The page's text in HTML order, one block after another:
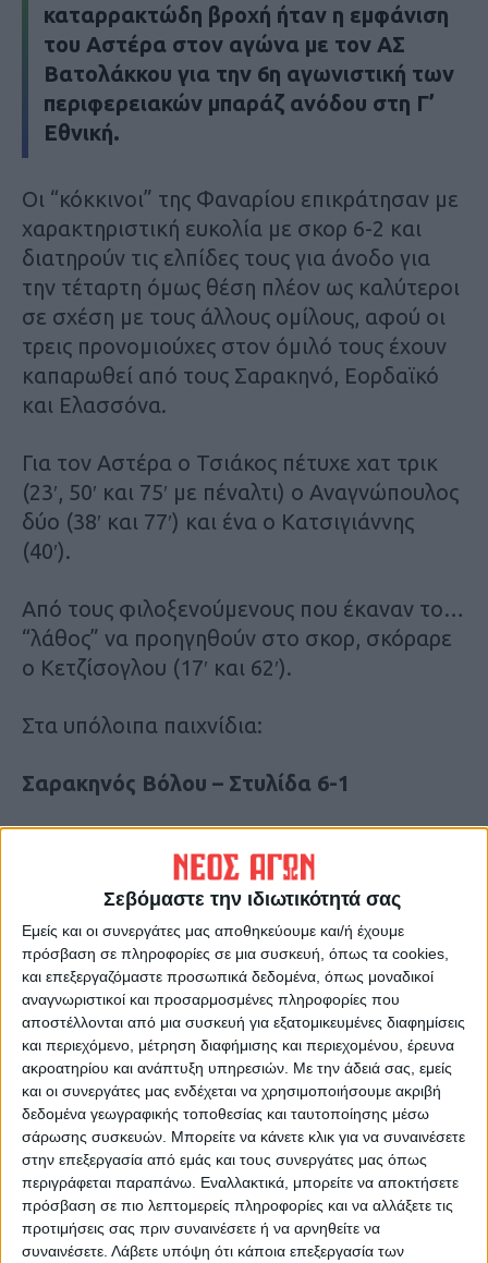
Σεβόμαστε την ιδιωτικότητά σας
Εμείς και οι συνεργάτες μας αποθηκεύουμε και/ή έχουμε
πρόσβαση σε πληροφορίες σε μια συσκευή, όπως τα cookies,
και επεξεργαζόμαστε προσωπικά δεδομένα, όπως μοναδικοί
αναγνωριστικοί και προσαρμοσμένες πληροφορίες που
αποστέλλονται από μια συσκευή για εξατομικευμένες διαφημίσεις
και περιεχόμενο, μέτρηση διαφήμισης και περιεχομένου, έρευνα
ακροατηρίου και ανάπτυξη υπηρεσιών. Με την άδειά σας, εμείς
και οι συνεργάτες μας ενδέχεται να χρησιμοποιήσουμε ακριβή
δεδομένα γεωγραφικής τοποθεσίας και ταυτοποίησης μέσω
σάρωσης συσκευών. Μπορείτε να κάνετε κλικ για να συναινέσετε
στην επεξεργασία από εμάς και τους συνεργάτες μας όπως
περιγράφεται παραπάνω. Εναλλακτικά, μπορείτε να αποκτήσετε
πρόσβαση σε πιο λεπτομερείς πληροφορίες και να αλλάξετε τις
προτιμήσεις σας πριν συναινέσετε ή να αρνηθείτε να
συναινέσετε. Λάβετε υπόψη ότι κάποια επεξεργασία των
καταρρακτώδη βροχή ήταν η εμφάνιση
του Αστέρα στον αγώνα με τον ΑΣ
Βατολάκκου για την 6η αγωνιστική των
περιφερειακών μπαράζ ανόδου στη Γ’
Εθνική.
Οι “κόκκινοι” της Φαναρίου επικράτησαν με
χαρακτηριστική ευκολία με σκορ 6-2 και
διατηρούν τις ελπίδες τους για άνοδο για
την τέταρτη όμως θέση πλέον ως καλύτεροι
σε σχέση με τους άλλους ομίλους, αφού οι
τρεις προνομιούχες στον όμιλό τους έχουν
καπαρωθεί από τους Σαρακηνό, Εορδαϊκό
και Ελασσόνα.
Για τον Αστέρα ο Τσιάκος πέτυχε χατ τρικ
(23′, 50′ και 75′ με πέναλτι) ο Αναγνώπουλος
δύο (38′ και 77′) και ένα ο Κατσιγιάννης
(40′).
Από τους φιλοξενούμενους που έκαναν το…
“λάθος” να προηγηθούν στο σκορ, σκόραρε
ο Κετζίσογλου (17′ και 62′).
Στα υπόλοιπα παιχνίδια:
Σαρακηνός Βόλου – Στυλίδα 6-1
Η βαθμολογία διαμορφώθηκε ως εξής:
Σαρακηνός 13
ΠΟ Ελασσόνας 12
Εορδαϊκος 12
ΑΣΤΕΡΑΣ 8
Διγενής Νεοχωρίου 4
Στυλίδα 3
ΑΣ Βατολάκκου 0
Στην επόμενη αγωνιστική ο Αστέρας παίζει
στη Στυλίδα και τα άλλα ματς είναι:
Βατόλακκος – Διγενής Νεοχωρίου και